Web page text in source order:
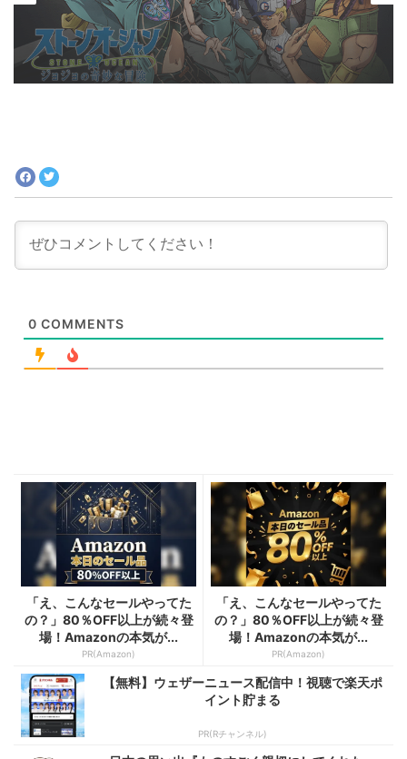
『ジョジョ』6部 徐倫役「ファイルーズあ
い」とは｜徐倫に憧れて声優になったエピ
ソードも
0 COMMENTS
「え、こんなセールやってた
の？」80％OFF以上が続々登
場！Amazonの本気が...
PR(Amazon)
「え、こんなセールやってた
の？」80％OFF以上が続々登
場！Amazonの本気が...
PR(Amazon)
【無料】ウェザーニュース配信中！視聴で楽天ポ
イント貯まる
PR(Rチャンネル)